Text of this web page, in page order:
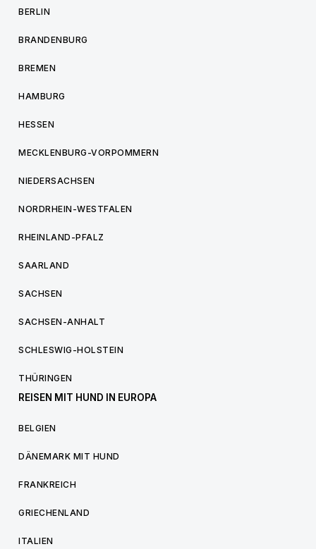
BERLIN
BRANDENBURG
BREMEN
HAMBURG
HESSEN
MECKLENBURG-VORPOMMERN
NIEDERSACHSEN
NORDRHEIN-WESTFALEN
RHEINLAND-PFALZ
SAARLAND
SACHSEN
SACHSEN-ANHALT
SCHLESWIG-HOLSTEIN
THÜRINGEN
REISEN MIT HUND IN EUROPA
BELGIEN
DÄNEMARK MIT HUND
FRANKREICH
GRIECHENLAND
ITALIEN